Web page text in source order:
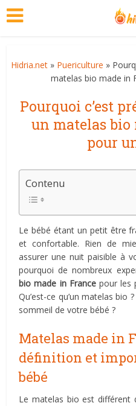
Hidria.net» Puericulture »
matelas bio made in
Pourquoi c’est
un matelas bio
pour
Contenu
Le bébé étant un petit être
et confortable. Rien de
assurer une nuit paisible à
pourquoi de nombreux
bio made in Francepour les
Qu’est-ce qu’un matelas
sommeil de votre bébé ?
Matelas made in
définition et
bébé
Le matelas bio est différent